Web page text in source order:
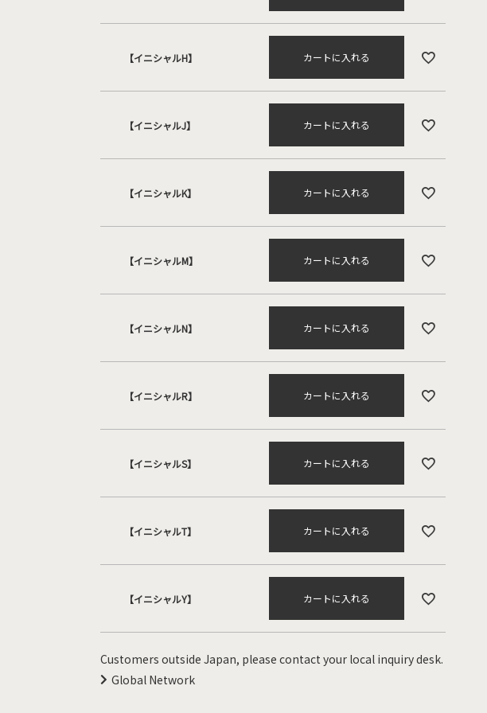
【イニシャルH】 カートに入れる
【イニシャルJ】 カートに入れる
【イニシャルK】 カートに入れる
【イニシャルM】 カートに入れる
【イニシャルN】 カートに入れる
【イニシャルR】 カートに入れる
【イニシャルS】 カートに入れる
【イニシャルT】 カートに入れる
【イニシャルY】 カートに入れる
Customers outside Japan, please contact your local inquiry desk.
Global Network